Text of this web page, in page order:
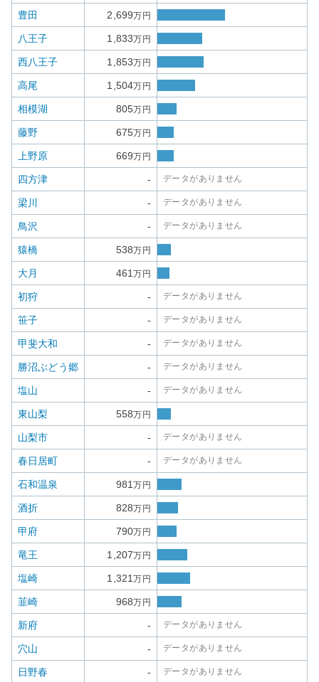
豊田 2,699万円
八王子 1,833万円
西八王子 1,853万円
高尾 1,504万円
相模湖 805万円
藤野 675万円
上野原 669万円
四方津 - データがありません
梁川 - データがありません
鳥沢 - データがありません
猿橋 538万円
大月 461万円
初狩 - データがありません
笹子 - データがありません
甲斐大和 - データがありません
勝沼ぶどう郷 - データがありません
塩山 - データがありません
東山梨 558万円
山梨市 - データがありません
春日居町 - データがありません
石和温泉 981万円
酒折 828万円
甲府 790万円
竜王 1,207万円
塩崎 1,321万円
韮崎 968万円
新府 - データがありません
穴山 - データがありません
日野春 - データがありません